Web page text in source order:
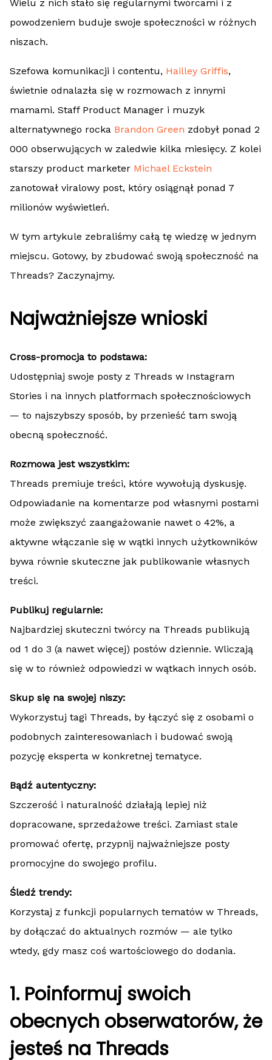
Wielu z nich stało się regularnymi twórcami i z
powodzeniem buduje swoje społeczności w różnych
niszach.
Szefowa komunikacji i contentu, Hailley Griffis,
świetnie odnalazła się w rozmowach z innymi
mamami. Staff Product Manager i muzyk
alternatywnego rocka Brandon Green zdobył ponad 2
000 obserwujących w zaledwie kilka miesięcy. Z kolei
starszy product marketer Michael Eckstein
zanotował viralowy post, który osiągnął ponad 7
milionów wyświetleń.
W tym artykule zebraliśmy całą tę wiedzę w jednym
miejscu. Gotowy, by zbudować swoją społeczność na
Threads? Zaczynajmy.
Najważniejsze wnioski
Cross-promocja to podstawa:
Udostępniaj swoje posty z Threads w Instagram
Stories i na innych platformach społecznościowych
— to najszybszy sposób, by przenieść tam swoją
obecną społeczność.
Rozmowa jest wszystkim:
Threads premiuje treści, które wywołują dyskusję.
Odpowiadanie na komentarze pod własnymi postami
może zwiększyć zaangażowanie nawet o 42%, a
aktywne włączanie się w wątki innych użytkowników
bywa równie skuteczne jak publikowanie własnych
treści.
Publikuj regularnie:
Najbardziej skuteczni twórcy na Threads publikują
od 1 do 3 (a nawet więcej) postów dziennie. Wliczają
się w to również odpowiedzi w wątkach innych osób.
Skup się na swojej niszy:
Wykorzystuj tagi Threads, by łączyć się z osobami o
podobnych zainteresowaniach i budować swoją
pozycję eksperta w konkretnej tematyce.
Bądź autentyczny:
Szczerość i naturalność działają lepiej niż
dopracowane, sprzedażowe treści. Zamiast stale
promować ofertę, przypnij najważniejsze posty
promocyjne do swojego profilu.
Śledź trendy:
Korzystaj z funkcji popularnych tematów w Threads,
by dołączać do aktualnych rozmów — ale tylko
wtedy, gdy masz coś wartościowego do dodania.
1. Poinformuj swoich
obecnych obserwatorów, że
jesteś na Threads